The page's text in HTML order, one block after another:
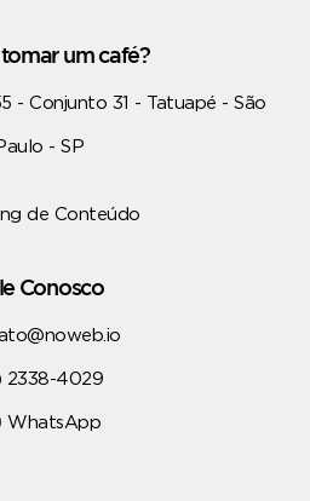
um café?
- Conjunto 31 - Tatuapé - São
- SP
de Conteúdo
Conosco
2338-4029
WhatsApp